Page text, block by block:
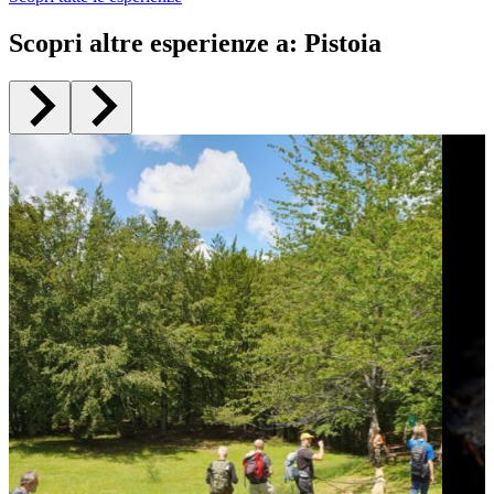
Scopri altre esperienze a: Pistoia